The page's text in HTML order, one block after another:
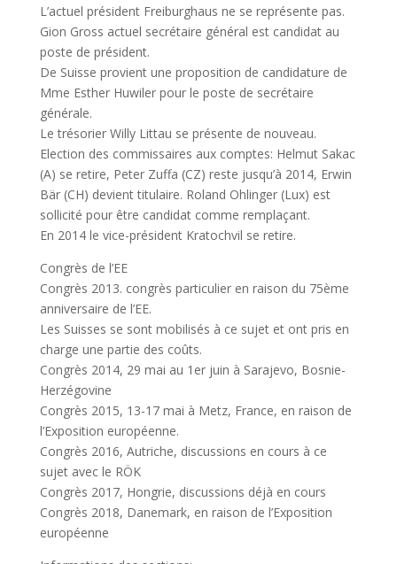
L’actuel président Freiburghaus ne se représente pas.
Gion Gross actuel secrétaire général est candidat au
poste de président.
De Suisse provient une proposition de candidature de
Mme Esther Huwiler pour le poste de secrétaire
générale.
Le trésorier Willy Littau se présente de nouveau.
Election des commissaires aux comptes: Helmut Sakac
(A) se retire, Peter Zuffa (CZ) reste jusqu’à 2014, Erwin
Bär (CH) devient titulaire. Roland Ohlinger (Lux) est
sollicité pour être candidat comme remplaçant.
En 2014 le vice-président Kratochvil se retire.
Congrès de l’EE
Congrès 2013. congrès particulier en raison du 75ème
anniversaire de l’EE.
Les Suisses se sont mobilisés à ce sujet et ont pris en
charge une partie des coûts.
Congrès 2014, 29 mai au 1er juin à Sarajevo, Bosnie-
Herzégovine
Congrès 2015, 13-17 mai à Metz, France, en raison de
l’Exposition européenne.
Congrès 2016, Autriche, discussions en cours à ce
sujet avec le RÖK
Congrès 2017, Hongrie, discussions déjà en cours
Congrès 2018, Danemark, en raison de l’Exposition
européenne